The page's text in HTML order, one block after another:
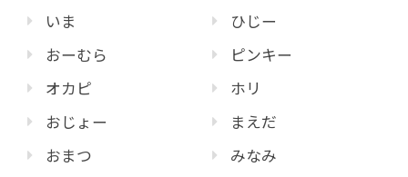
いま
おーむら
オカピ
おじょー
おまつ
ひじー
ピンキー
ホリ
まえだ
みなみ